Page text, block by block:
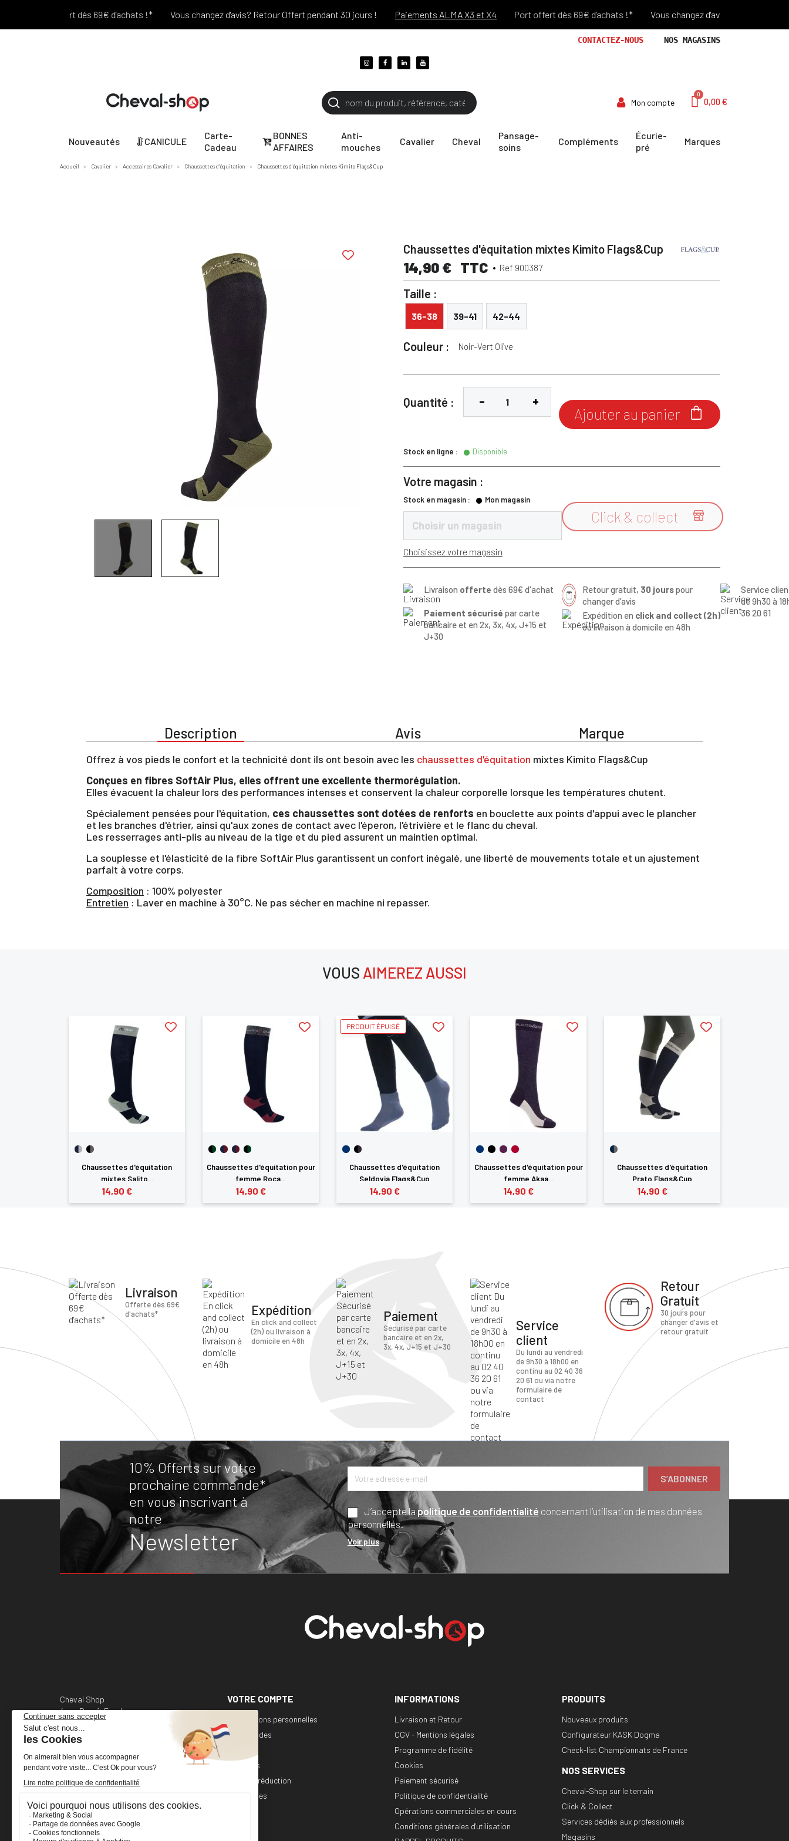
Port offert dès 69€ d'achats !* Vous changez d'avis? Retour Offert pendant 30 jours ! Paiements ALMA X3 et X4 Port offert dès 69€ d'achats !* Vous changez d'avis? Retour Offert
CONTACTEZ-NOUS NOS MAGASINS
Mon compte 0,00 €
Nouveautés CANICULE
Carte-
Cadeau
BONNES
AFFAIRES
Anti-
mouches
Cavalier Cheval
Pansage-
soins
Compléments
Écurie-
pré
Marques
Accueil Cavalier Accessoires Cavalier Chaussettes d'équitation Chaussettes d'équitation mixtes Kimito Flags&Cup
Chaussettes d'équitation mixtes Kimito Flags&Cup
14,90 € TTC Ref 900387
Taille :
36-38 39-41 42-44
Couleur : Noir-Vert Olive
Quantité :
Stock en ligne : Disponible

Ajouter au panier
Votre magasin :
Stock en magasin : Mon magasin
Choisir un magasin
Choisissez votre magasin

Click & collect
Livraison offerte dès 69€ d'achat
Paiement sécurisé par carte
bancaire et en 2x, 3x, 4x, J+15 et
J+30
Retour gratuit, 30 jourspour
changer d’avis
Expédition en click and collect (2h)
ou livraison à domicile en 48h
Service
de 9h30 à
36 20 61
Description Avis Marque
Offrez à vos pieds le confort et la technicité dont ils ont besoin avec les chaussettes d'équitation mixtes Kimito Flags&Cup
Conçues en fibres SoftAir Plus, elles offrent une excellente thermorégulation.
Elles évacuent la chaleur lors des performances intenses et conservent la chaleur corporelle lorsque les températures chutent.
Spécialement pensées pour l'équitation, ces chaussettes sont dotées de renforts en bouclette aux points d'appui avec le plancher
et les branches d'étrier, ainsi qu'aux zones de contact avec l'éperon, l'étrivière et le flanc du cheval.
Les resserrages anti-plis au niveau de la tige et du pied assurent un maintien optimal.
La souplesse et l'élasticité de la fibre SoftAir Plus garantissent un confort inégalé, une liberté de mouvements totale et un ajustement
parfait à votre corps.
Composition : 100% polyester
Entretien : Laver en machine à 30°C. Ne pas sécher en machine ni repasser.
VOUS AIMEREZ AUSSI
Chaussettes d'équitation
mixtes Salito...
14,90 €
Chaussettes d'équitation pour
femme Roca...
14,90 €
Chaussettes d'équitation
Seldovia Flags&Cup
14,90 €
PRODUIT ÉPUISÉ
Chaussettes d'équitation pour
femme Akaa...
14,90 €
Chaussettes d'équitation
Prato Flags&Cup
14,90 €
Livraison
Offerte dès 69€
d'achats*
Expédition
En click and collect
(2h) ou livraison à
domicile en 48h
Paiement
Sécurisé par carte
bancaire et en 2x,
3x, 4x, J+15 et J+30
Service
client
Du lundi au vendredi
de 9h30 à 18h00 en
continu au 02 40 36
20 61 ou via notre
formulaire de
contact
Retour
Gratuit
30 jours pour
changer d'avis et
retour gratuit
10% Offerts sur votre
prochaine commande*
en vous inscrivant à
notre
Newsletter
J’accepte la politique de confidentialité concernant l’utilisation de mes données
personnelles.
Voir plus
Cheval Shop
4 rue Benoît Frachon
44800 Saint-Herblain
France
+33 (0)2 40 36 20 61
boutique@cheval-shop.com
VOTRE COMPTE
Informations personnelles
Commandes
Adresses
Bons de réduction
Mes alertes
INFORMATIONS
Livraison et Retour
CGV - Mentions légales
Programme de fidélité
Cookies
Paiement sécurisé
Politique de confidentialité
Opérations commerciales en cours
Conditions générales d'utilisation
PRODUITS
Nouveaux produits
Configurateur KASK Dogma
Check-list Championnats de France
NOS SERVICES
Cheval-Shop sur le terrain
Click & Collect
Services dédiés aux professionnels
Magasins
ANNULER SE CONNECTER